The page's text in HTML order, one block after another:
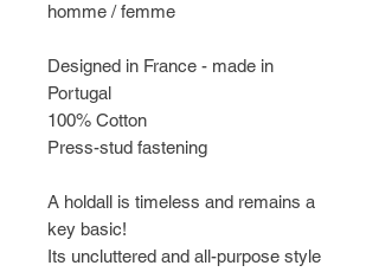
homme / femme
Designed in France - made in
Portugal
100% Cotton
Press-stud fastening
A holdall is timeless and remains a
key basic!
Its uncluttered and all-purpose style